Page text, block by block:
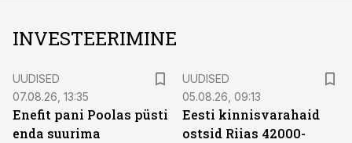
INVESTEERIMINE
UUDISED
07.08.26, 13:35
Enefit pani Poolas püsti
enda suurima
UUDISED
05.08.26, 09:13
Eesti kinnisvarahaid
ostsid Riias 42000-